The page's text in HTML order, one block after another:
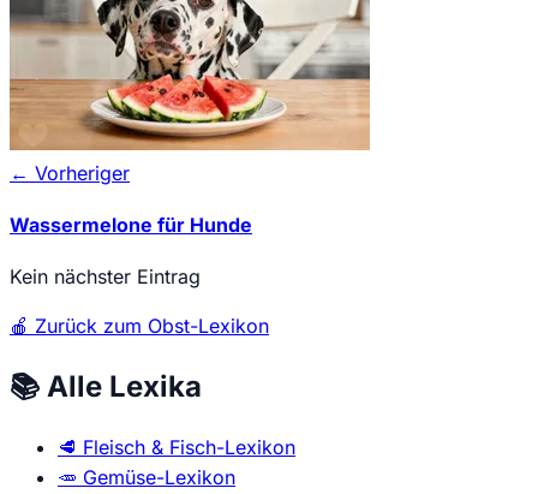
← Vorheriger
Wassermelone für Hunde
Kein nächster Eintrag
🍎 Zurück zum Obst-Lexikon
📚 Alle Lexika
🥩 Fleisch & Fisch-Lexikon
🥕 Gemüse-Lexikon